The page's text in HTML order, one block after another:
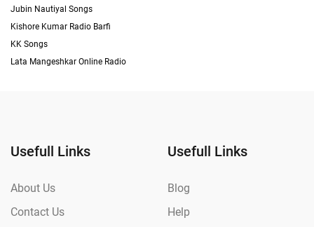
Jubin Nautiyal Songs
Kishore Kumar Radio Barfi
KK Songs
Lata Mangeshkar Online Radio
Usefull Links
About Us
Contact Us
Usefull Links
Blog
Help